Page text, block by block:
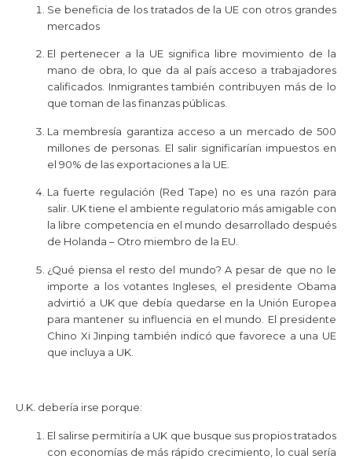
Se beneficia de los tratados de la UE con otros grandes
mercados
El pertenecer a la UE significa libre movimiento de la
mano de obra, lo que da al país acceso a trabajadores
calificados. Inmigrantes también contribuyen más de lo
que toman de las finanzas públicas.
La membresía garantiza acceso a un mercado de 500
millones de personas. El salir significarían impuestos en
el 90% de las exportaciones a la UE.
La fuerte regulación (Red Tape) no es una razón para
salir. UK tiene el ambiente regulatorio más amigable con
la libre competencia en el mundo desarrollado después
de Holanda – Otro miembro de la EU.
¿Qué piensa el resto del mundo? A pesar de que no le
importe a los votantes Ingleses, el presidente Obama
advirtió a UK que debía quedarse en la Unión Europea
para mantener su influencia en el mundo. El presidente
Chino Xi Jinping también indicó que favorece a una UE
que incluya a UK.
U.K. debería irse porque:
El salirse permitiría a UK que busque sus propios tratados
con economías de más rápido crecimiento, lo cual sería